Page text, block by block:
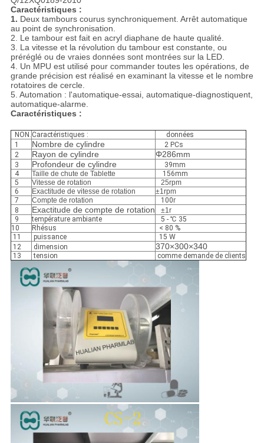
Caractéristiques :
1. Deux tambours courus synchroniquement. Arrêt automatique
au point de synchronisation.
2. Le tambour est fait en acryl diaphane de haute qualité.
3. La vitesse et la révolution du tambour est constante, ou
préréglé ou de vraies données sont montrées sur la LED.
4. Un MPU est utilisé pour commander toutes les opérations, de
grande précision est réalisé en examinant la vitesse et le nombre
rotatoires de cercle.
5. Automation : l'automatique-essai, automatique-diagnostiquent,
automatique-alarme.
Caractéristiques :
NON. Caractéristiques :
données
1
Nombre de cylindre
2 PCs
2
Rayon de cylindre Φ286mm
3 Profondeur de cylindre
39mm
4
Taille de chute de Tablette
156mm
5
Vitesse de rotation
25rpm
6
Exactitude de vitesse de rotation
±1rpm
7
Compte de rotation
100r
8
Exactitude de compte de rotation
±1r
9
température ambiante
5 - ℃ 35
10
Rhésus
< 80 %
11
puissance
15 W
12
dimension 370×300×340
13 tension comme demande de clients